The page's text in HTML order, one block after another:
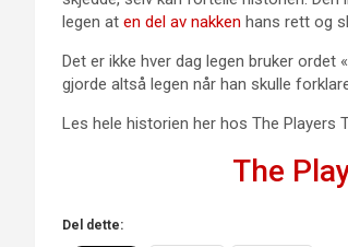
legen at en del av nakken hans rett og
Det er ikke hver dag legen bruker
gjorde altså legen når han skulle
Les hele historien her hos The Players
The
Del dette: